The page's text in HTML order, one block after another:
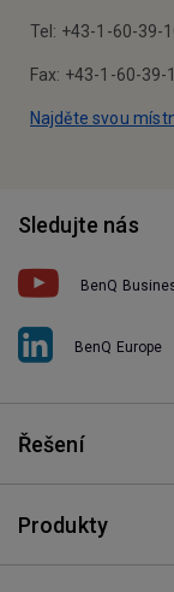
Tel: +43-1-60-39-
Fax: +43-1-60-39-
Najděte svou
Sledujte nás
BenQ
BenQ Europe
Řešení
Produkty